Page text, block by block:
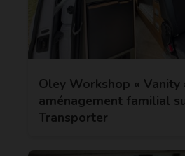
Oley Workshop « Vanity
aménagement familial
Transporter